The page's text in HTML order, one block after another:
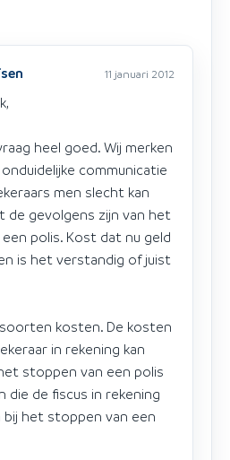
11 januari 2012
heel goed. Wij merken
communicatie
men slecht kan
de gevolgens zijn van het
polis. Kost dat nu geld
is het verstandig of juist
kosten. De kosten
in rekening kan
stoppen van een polis
die de fiscus in rekening
bij het stoppen van een